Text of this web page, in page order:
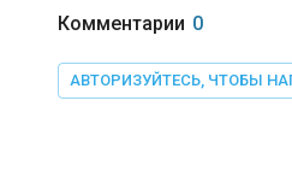
Комментарии 0
АВТОРИЗУЙТЕСЬ, ЧТОБЫ